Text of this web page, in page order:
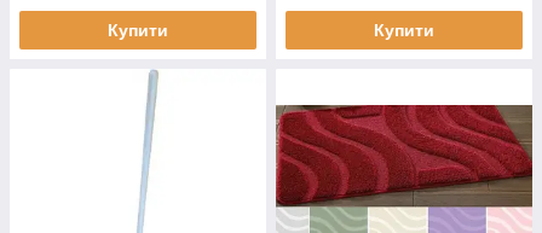
Купити Купити